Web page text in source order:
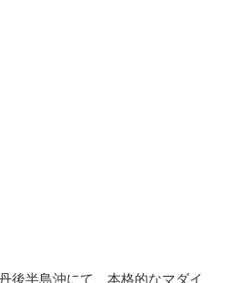
後半島沖にて、本格的なマダイ